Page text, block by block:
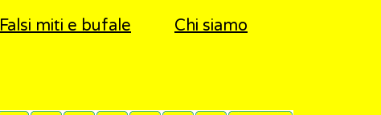
Falsi miti e bufale Chi siamo